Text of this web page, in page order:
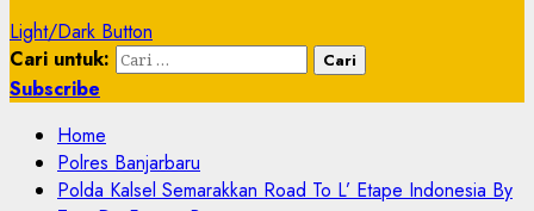
Light/Dark Button
Cari untuk:
Subscribe
Home
Polres Banjarbaru
Polda Kalsel Semarakkan Road To L’ Etape Indonesia By